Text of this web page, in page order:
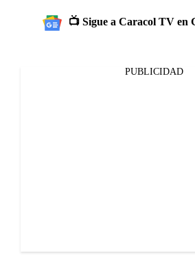
📺 Sigue a Caracol TV en
PUBLICIDAD